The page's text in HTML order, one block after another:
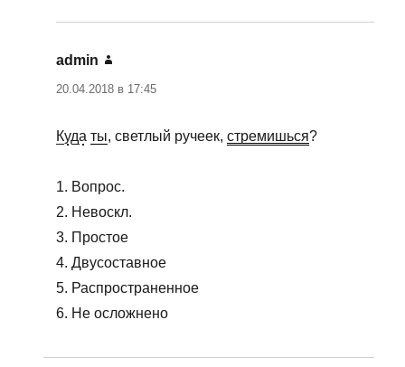
admin
20.04.2018 в 17:45
Куда ты, светлый ручеек,стремишься?
1. Вопрос.
2. Невоскл.
3. Простое
4. Двусоставное
5. Распространенное
6. Не осложнено